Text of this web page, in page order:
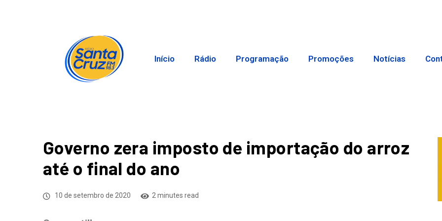
Início Rádio Programação Promoções Notícias
Governo zera imposto de importação do arroz
até o final do ano
10 de setembro de 2020 2 minutes read